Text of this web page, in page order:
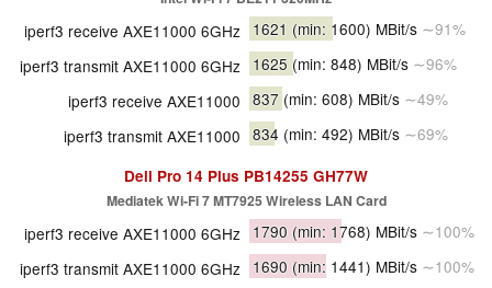
iperf3 receive AXE11000 6GHz 1621 (min: 1600) MBit/s ∼91%
iperf3 transmit AXE11000 6GHz
1625 (min: 848) MBit/s ∼96%
iperf3 receive AXE11000 837 (min: 608) MBit/s ∼49%
iperf3 transmit AXE11000 834 (min: 492) MBit/s ∼69%
Dell Pro 14 Plus PB14255 GH77W
Mediatek Wi-Fi 7 MT7925 Wireless LAN Card
iperf3 receive AXE11000 6GHz 1790 (min: 1768) MBit/s ∼100%
iperf3 transmit AXE11000 6GHz
1690 (min: 1441) MBit/s ∼100%